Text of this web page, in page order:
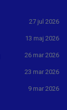
27 jul 2026
13 maj 2026
26 mar 2026
23 mar 2026
9 mar 2026